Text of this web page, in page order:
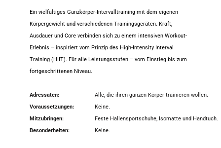
Ein vielfältiges Ganzkörper-Intervalltraining mit dem eigenen
Körpergewicht und verschiedenen Trainingsgeräten. Kraft,
Ausdauer und Core verbinden sich zu einem intensiven Workout-
Erlebnis – inspiriert vom Prinzip des High-Intensity Interval
Training (HIIT). Für alle Leistungsstufen – vom Einstieg bis zum
fortgeschrittenen Niveau.
Adressaten:
Alle, die ihren ganzen Körper trainieren wollen.
Voraussetzungen:
Keine.
Mitzubringen:
Feste Hallensportschuhe, Isomatte und Handtuch.
Besonderheiten:
Keine.